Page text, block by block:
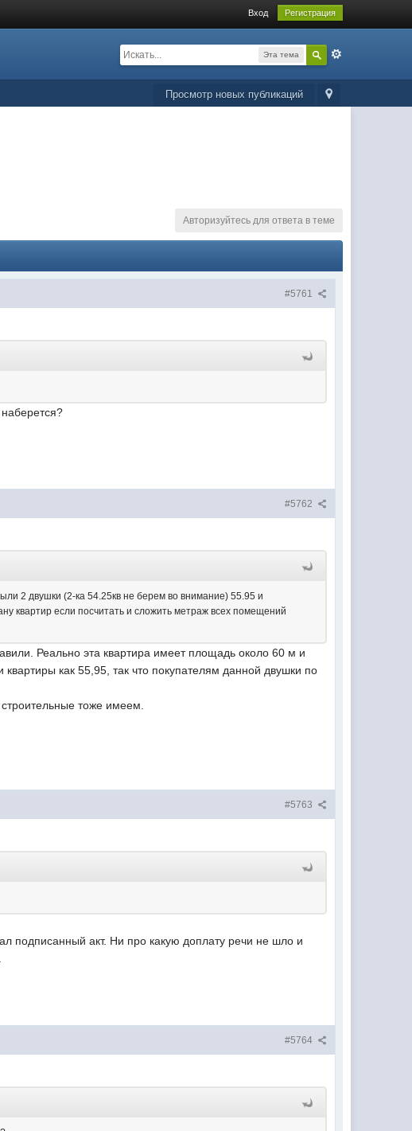
Вход Регистрация
Эта тема
Просмотр новых публикаций
Авторизуйтесь для ответа в теме
#5761
#5762
2 двушки (2-ка 54.25кв не берем во внимание) 55.95 и
квартир если посчитать и сложить метраж всех помещений
Реально эта квартира имеет площадь около 60 м и
как 55,95, так что покупателям данной двушки по
тоже имеем.
#5763
подписанный акт. Ни про какую доплату речи не шло и
#5764